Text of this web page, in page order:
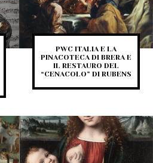
PWC ITALIA E LA
PINACOTECA DI BRERA E
IL RESTAURO DEL
“CENACOLO” DI RUBENS